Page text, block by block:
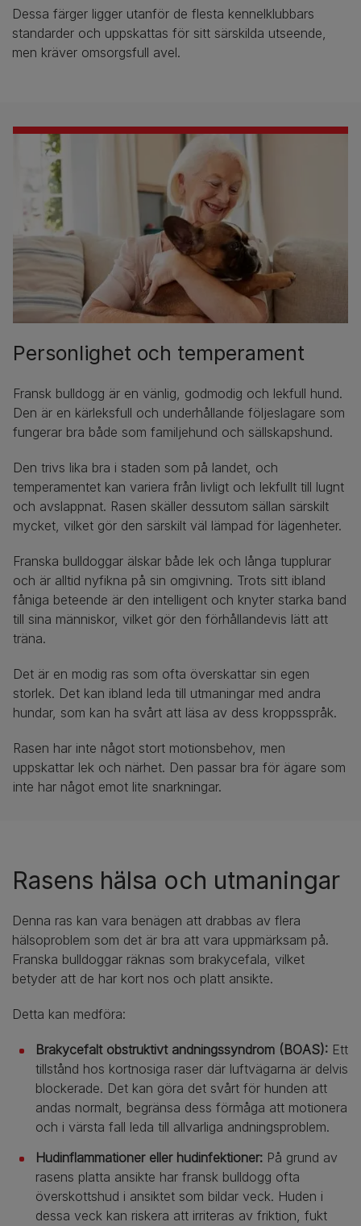
Dessa färger ligger utanför de flesta kennelklubbars
standarder och uppskattas för sitt särskilda utseende,
men kräver omsorgsfull avel.
Personlighet och temperament
Fransk bulldogg är en vänlig, godmodig och lekfull hund.
Den är en kärleksfull och underhållande följeslagare som
fungerar bra både som familjehund och sällskapshund.
Den trivs lika bra i staden som på landet, och
temperamentet kan variera från livligt och lekfullt till lugnt
och avslappnat. Rasen skäller dessutom sällan särskilt
mycket, vilket gör den särskilt väl lämpad för lägenheter.
Franska bulldoggar älskar både lek och långa tupplurar
och är alltid nyfikna på sin omgivning. Trots sitt ibland
fåniga beteende är den intelligent och knyter starka band
till sina människor, vilket gör den förhållandevis lätt att
träna.
Det är en modig ras som ofta överskattar sin egen
storlek. Det kan ibland leda till utmaningar med andra
hundar, som kan ha svårt att läsa av dess kroppsspråk.
Rasen har inte något stort motionsbehov, men
uppskattar lek och närhet. Den passar bra för ägare som
inte har något emot lite snarkningar.
Rasens hälsa och utmaningar
Denna ras kan vara benägen att drabbas av flera
hälsoproblem som det är bra att vara uppmärksam på.
Franska bulldoggar räknas som brakycefala, vilket
betyder att de har kort nos och platt ansikte.
Detta kan medföra:
Brakycefalt obstruktivt andningssyndrom (BOAS): Ett
tillstånd hos kortnosiga raser där luftvägarna är delvis
blockerade. Det kan göra det svårt för hunden att
andas normalt, begränsa dess förmåga att motionera
och i värsta fall leda till allvarliga andningsproblem.
Hudinflammationer eller hudinfektioner: På grund av
rasens platta ansikte har fransk bulldogg ofta
överskottshud i ansiktet som bildar veck. Huden i
dessa veck kan riskera att irriteras av friktion, fukt